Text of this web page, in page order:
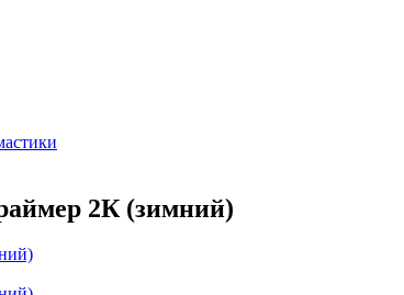
2К (зимний)